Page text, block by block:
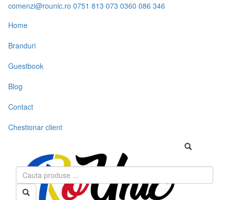
comenzi@rounic.ro 0751 813 073 0360 086 346
Home
Branduri
Guestbook
Blog
Contact
Chestionar client